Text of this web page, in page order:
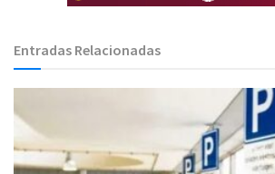
Entradas Relacionadas